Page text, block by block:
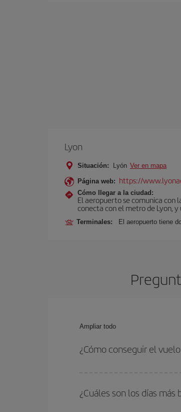
Lyon
Situación: Lyón Ver en mapa
Página web: https://
Cómo llegar a la ciudad:
El aeropuerto se comunica con
conecta con el metro de Lyon,
Terminales: El aeropuerto tiene
Ampliar todo
¿Cómo conseguir el
y horarios de ida y vuelta.
¿Cuáles son los días más